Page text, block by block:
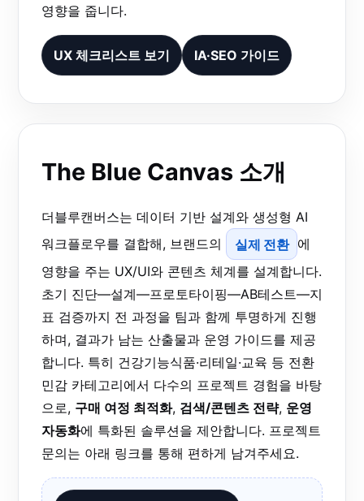
영향을 줍니다.
UX 체크리스트 보기 IA·SEO 가이드
The Blue Canvas 소개
더블루캔버스는 데이터 기반 설계와 생성형 AI
워크플로우를 결합해, 브랜드의
실제 전환 에
영향을 주는 UX/UI와 콘텐츠 체계를 설계합니다.
초기 진단—설계—프로토타이핑—AB테스트—지
표 검증까지 전 과정을 팀과 함께 투명하게 진행
하며, 결과가 남는 산출물과 운영 가이드를 제공
합니다. 특히 건강기능식품·리테일·교육 등 전환
민감 카테고리에서 다수의 프로젝트 경험을 바탕
으로, 구매 여정 최적화, 검색/콘텐츠 전략, 운영
자동화에 특화된 솔루션을 제안합니다. 프로젝트
문의는 아래 링크를 통해 편하게 남겨주세요.